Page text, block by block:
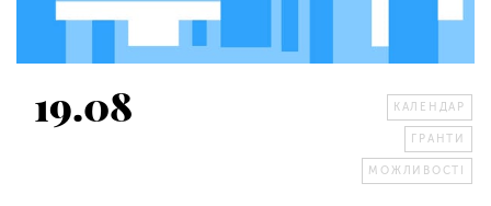
19.08 КАЛЕНДАР
ГРАНТИ
МОЖЛИВОСТІ